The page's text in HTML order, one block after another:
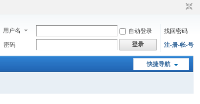
用户名 自动登录
找回密码
密码
登录 注-册-帐-号
快捷导航